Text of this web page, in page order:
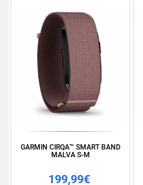
GARMIN CIRQA™ SMART BAND
MALVA S-M
199,99€